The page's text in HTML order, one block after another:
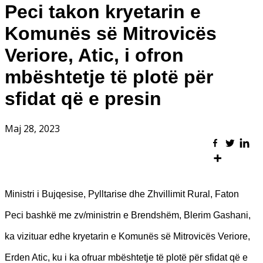
Peci takon kryetarin e
Komunës së Mitrovicës
Veriore, Atic, i ofron
mbështetje të plotë për
sfidat që e presin
Maj 28, 2023
Ministri i Bujqesise, Pylltarise dhe Zhvillimit Rural, Faton
Peci bashkë me zv/ministrin e Brendshëm, Blerim Gashani,
ka vizituar edhe kryetarin e Komunës së Mitrovicës Veriore,
Erden Atic, ku i ka ofruar mbështetje të plotë për sfidat që e